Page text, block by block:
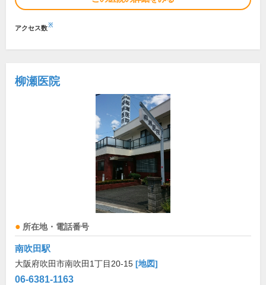
アクセス数※
柳瀬医院
所在地・電話番号
南吹田駅
大阪府吹田市南吹田1丁目20-15 [地図]
06-6381-1163